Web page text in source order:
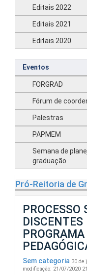
Editais 2022
Editais 2021
Editais 2020
Eventos
FORGRAD
Fórum de
Palestras
PAPMEM
Semana de
graduação
Pró-Reitoria de
PROCESSO
Sem categoria 30 de
modificação: 21/07/2020